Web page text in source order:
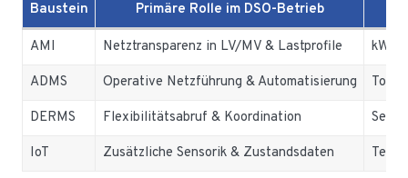
Baustein Primäre Rolle im DSO-Betrieb
AMI Netztransparenz in LV/MV & Lastprofile kWh,
ADMS Operative Netzführung & Automatisierung
DERMS Flexibilitätsabruf & Koordination
IoT Zusätzliche Sensorik & Zustandsdaten